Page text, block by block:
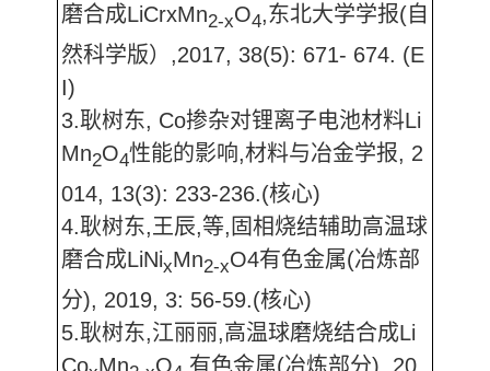
磨合成LiCrxMn2-xO4,东北大学学报(自
然科学版）,2017, 38(5): 671- 674. (E
I)
3.耿树东, Co掺杂对锂离子电池材料Li
Mn2O4性能的影响,材料与冶金学报, 2
014, 13(3): 233-236.(核心)
4.耿树东,王辰,等,固相烧结辅助高温球
磨合成LiNixMn2-xO4有色金属(冶炼部
分), 2019, 3: 56-59.(核心)
5.耿树东,江丽丽,高温球磨烧结合成Li
Co Mn O ,有色金属(冶炼部分), 20